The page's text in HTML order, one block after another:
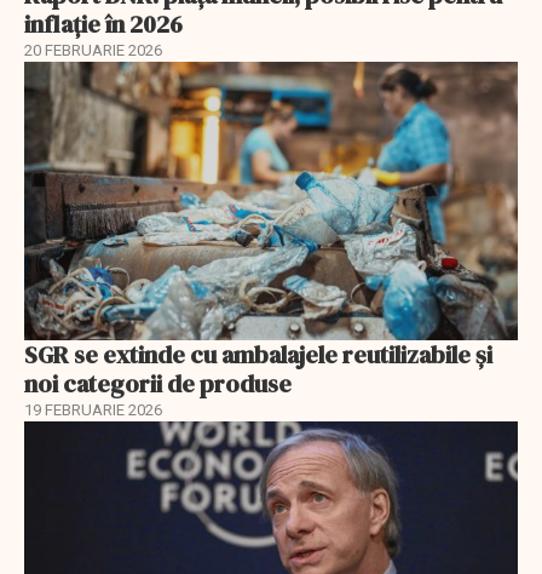
inflație în 2026
20 FEBRUARIE 2026
SGR se extinde cu ambalajele reutilizabile și
noi categorii de produse
19 FEBRUARIE 2026